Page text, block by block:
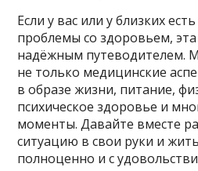
Если у вас или у близких
проблемы со здоровьем,
надёжным путеводителем.
не только медицинские
в образе жизни, питание,
психическое здоровье и
моменты. Давайте вместе
ситуацию в свои руки и
полноценно и с